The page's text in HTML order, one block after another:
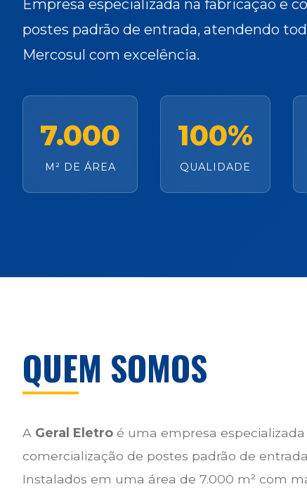
Empresa especializada na fabricação e
postes padrão de entrada, atendendo
Mercosul com excelência.
7.000
M² DE ÁREA
100%
QUALIDADE
QUEM SOMOS
A Geral Eletro é uma empresa
comercialização de postes padrão de
Instalados em uma área de 7.000 m² com